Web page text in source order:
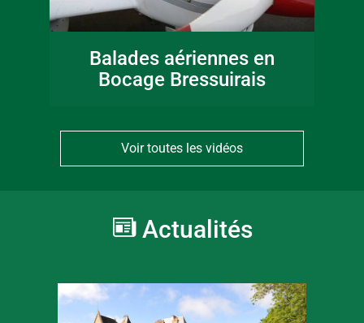
Balades aériennes en
Bocage Bressuirais
Voir toutes les vidéos
Actualités